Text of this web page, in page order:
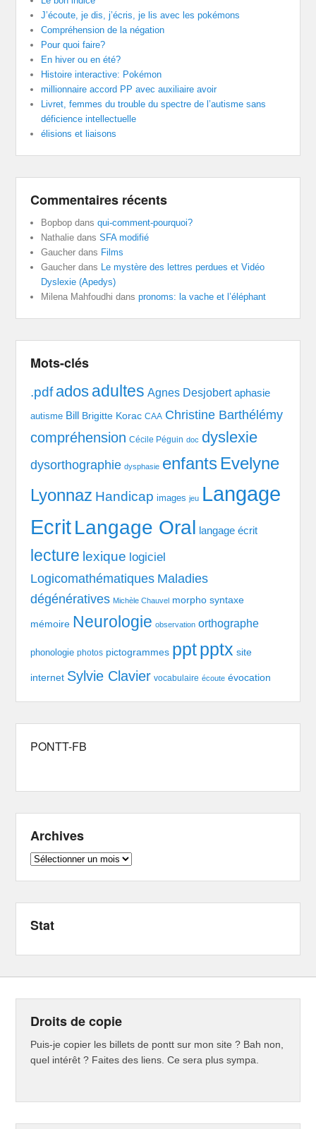
J’écoute, je dis, j’écris, je lis avec les pokémons
Compréhension de la négation
Pour quoi faire?
En hiver ou en été?
Histoire interactive: Pokémon
millionnaire accord PP avec auxiliaire avoir
Livret, femmes du trouble du spectre de l’autisme sans
déficience intellectuelle
élisions et liaisons
Commentaires récents
Bopbop dansqui-comment-pourquoi?
Nathalie dansSFA modifié
Gaucher dans Films
Gaucher dans Le mystère des lettres perdues et Vidéo
Dyslexie (Apedys)
Milena Mahfoudhi danspronoms: la vache et l’éléphant
Mots-clés
.pdf ados adultes Agnes Desjobert aphasie
autisme Bill Brigitte Korac CAA Christine Barthélémy
compréhension Cécile Péguin doc dyslexie
dysorthographie dysphasie enfants Evelyne
Lyonnaz Handicap images jeu Langage
EcritLangage Oral langage écrit
lecture lexique logiciel
Logicomathématiques Maladies
dégénératives Michèle Chauvel morpho syntaxe
mémoire Neurologie observation orthographe
phonologie photos pictogrammes pptpptx site
internet Sylvie Clavier vocabulaire écoute évocation
PONTT-FB
Archives
Archives
Stat
Droits de copie
Puis-je copier les billets de pontt sur mon site ? Bah non,
quel intérêt ? Faites des liens. Ce sera plus sympa.